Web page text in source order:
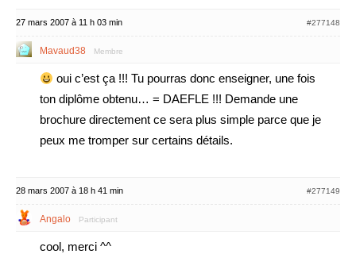
27 mars 2007 à 11 h 03 min #277148
Mavaud38 Membre
oui c’est ça !!! Tu pourras donc enseigner, une fois
ton diplôme obtenu… = DAEFLE !!! Demande une
brochure directement ce sera plus simple parce que je
peux me tromper sur certains détails.
28 mars 2007 à 18 h 41 min #277149
Angalo Participant
cool, merci ^^